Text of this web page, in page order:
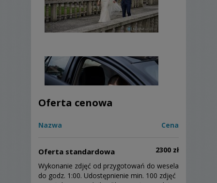
Oferta cenowa
Nazwa Cena
Oferta standardowa
2300 zł
Wykonanie zdjęć od przygotowań do wesela
do godz. 1:00. Udostępnienie min. 100 zdjęć